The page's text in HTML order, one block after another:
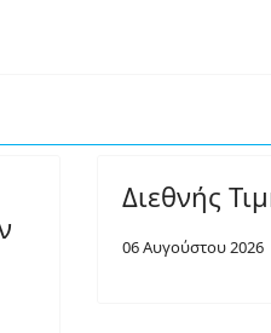
Διεθνής
06 Αυγούστου 2026